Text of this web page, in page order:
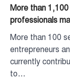
More than
professionals
More than 100
entrepreneurs
currently
to…